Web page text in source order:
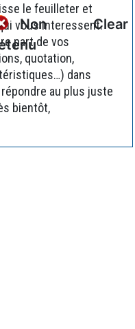
Non
Clear
le feuilleter et
vous interessent.
part de vos
quotation,
dans
au plus juste
bientôt,